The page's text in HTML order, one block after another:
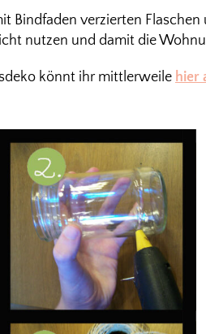
Bindfaden verzierten Flaschen
nutzen und damit die
könnt ihr mittlerweile hier